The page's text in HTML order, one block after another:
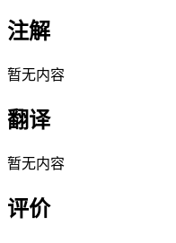
注解
暂无内容
翻译
暂无内容
评价